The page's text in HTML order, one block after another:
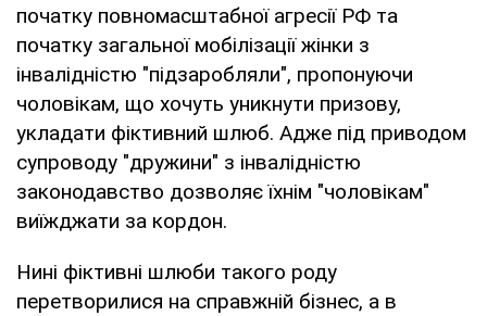
початку повномасштабної агресії РФ та
початку загальної мобілізації жінки з
інвалідністю "підзаробляли", пропонуючи
чоловікам, що хочуть уникнути призову,
укладати фіктивний шлюб. Адже під приводом
супроводу "дружини" з інвалідністю
законодавство дозволяє їхнім "чоловікам"
виїжджати за кордон.
Нині фіктивні шлюби такого роду
перетворилися на справжній бізнес, а в